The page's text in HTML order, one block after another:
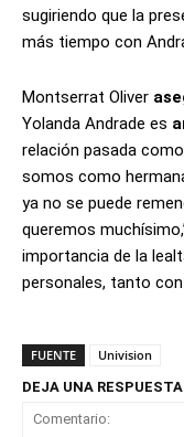
sugiriendo que la
más tiempo con
Montserrat Oliver
Yolanda Andrade es
relación pasada
somos como
ya no se puede
queremos
importancia de la
personales, tanto
FUENTE
Univision
DEJA UNA RESPUESTA